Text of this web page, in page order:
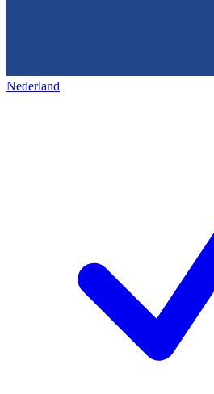
Nederland